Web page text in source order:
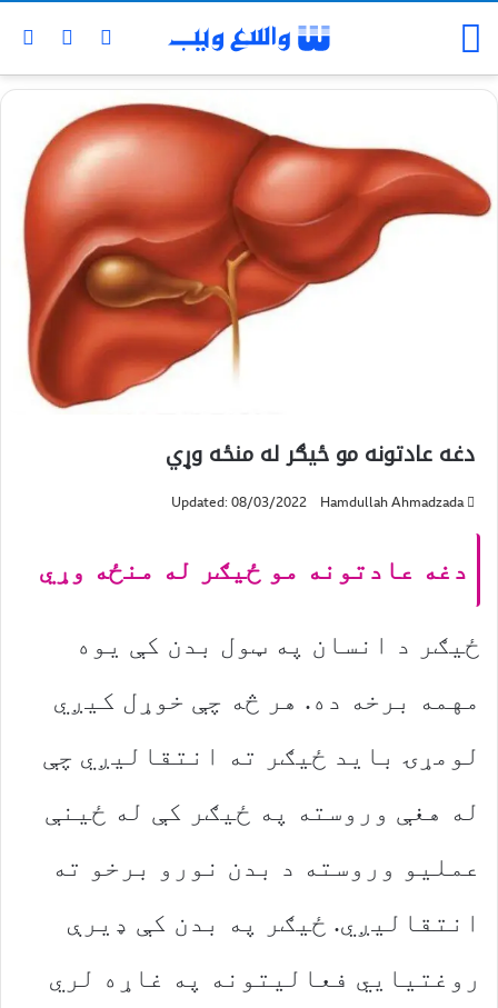
دغه عادتونه مو ځیګر له منځه وړي
Hamdullah Ahmadzada
Updated: 08/03/2022
دغه عادتونه مو ځیګر له منځه وړي
ځیګر د انسان په ټول بدن کې یوه
مهمه برخه ده. هر څه چې خوړل کیږي
لومړۍ باید ځیګر ته انتقالیږي چې
له هغې وروسته په ځیګر کې له ځینې
عملیو وروسته د بدن نورو برخو ته
انتقالیږي. ځیګر په بدن کې ډیرې
روغتیايي فعالیتونه په غاړه لري